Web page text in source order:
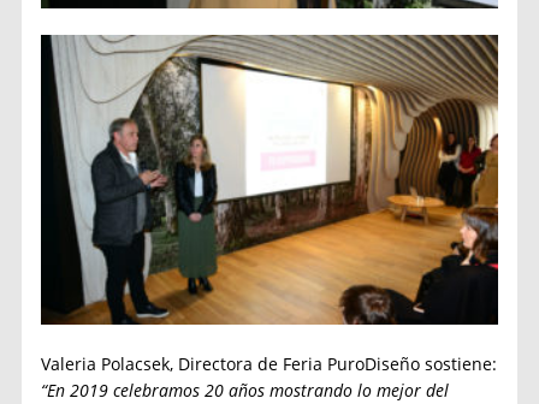
Valeria Polacsek, Directora de Feria PuroDiseño sostiene:
“En 2019 celebramos 20 años mostrando lo mejor del